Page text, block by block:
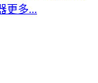
更多...